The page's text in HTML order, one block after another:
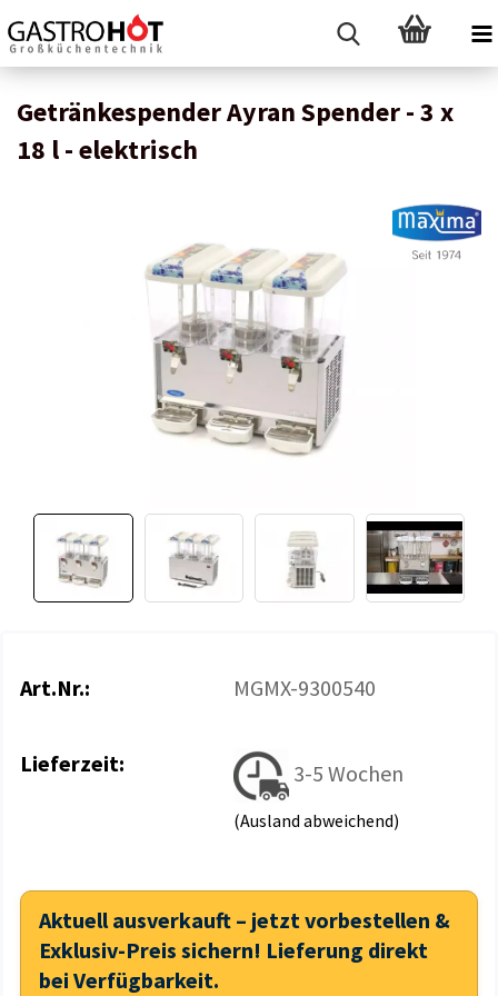
Getränkespender Ayran Spender - 3 x
18 l - elektrisch
Art.Nr.: MGMX-9300540
Lieferzeit: 3-5 Wochen
(Ausland abweichend)
Aktuell ausverkauft – jetzt vorbestellen &
Exklusiv-Preis sichern! Lieferung direkt
bei Verfügbarkeit.